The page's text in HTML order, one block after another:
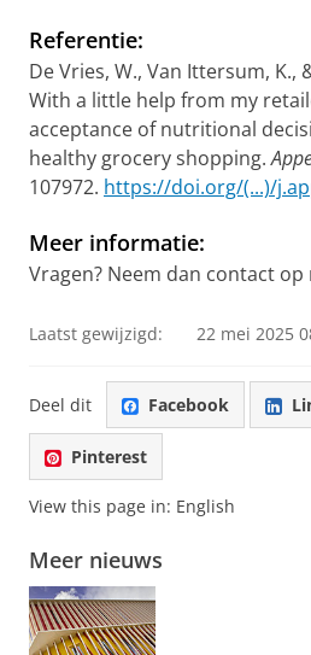
Referentie:
De Vries, W., Van Ittersum, K.,
With a little help from my
acceptance of nutritional
healthy grocery shopping.
107972. https://doi.org/(...)/
Meer informatie:
Vragen? Neem dan contact op
Laatst gewijzigd: 22 mei 2025
Deel dit Facebook
Pinterest
View this page in: English
Meer nieuws